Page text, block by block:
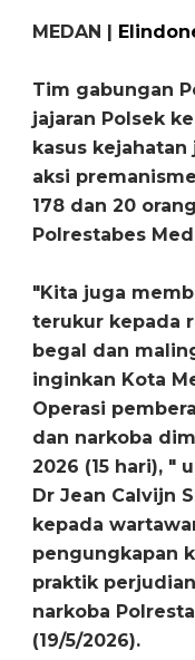
MEDAN |
Tim gabungan
jajaran Polsek
kasus
aksi
178 dan 20
Polrestabes
"Kita juga
terukur kepada
begal dan
inginkan Kota
Operasi
dan narkoba
2026 (15 hari), "
Dr Jean Calvijn
kepada
pengungkapan
praktik
narkoba
(19/5/2026).